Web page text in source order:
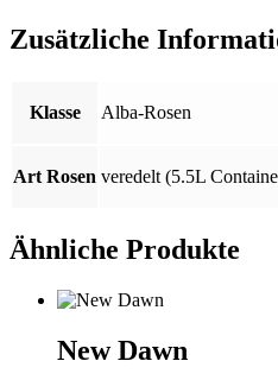
Zusätzliche
Klasse Alba-Rosen
Art Rosen veredelt (5.5L
Ähnliche Produkte
New Dawn